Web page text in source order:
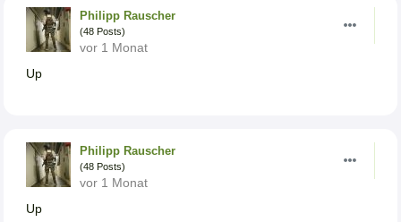
Philipp Rauscher
(48 Posts)
vor 1 Monat
Up
Philipp Rauscher
(48 Posts)
vor 1 Monat
Up